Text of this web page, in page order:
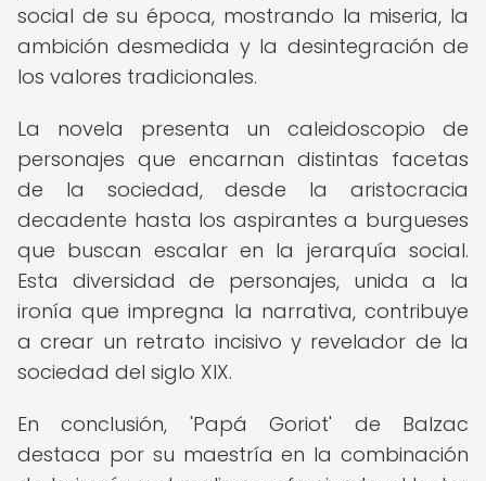
social de su época, mostrando la miseria, la
ambición desmedida y la desintegración de
los valores tradicionales.
La novela presenta un caleidoscopio de
personajes que encarnan distintas facetas
de la sociedad, desde la aristocracia
decadente hasta los aspirantes a burgueses
que buscan escalar en la jerarquía social.
Esta diversidad de personajes, unida a la
ironía que impregna la narrativa, contribuye
a crear un retrato incisivo y revelador de la
sociedad del siglo XIX.
En conclusión, 'Papá Goriot' de Balzac
destaca por su maestría en la combinación